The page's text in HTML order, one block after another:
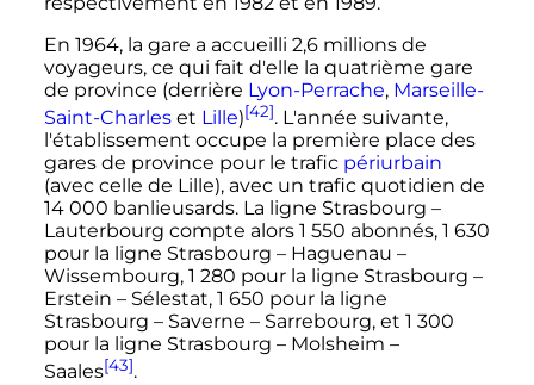
En 1964, la gare a accueilli 2,6 millions de
voyageurs, ce qui fait d'elle la quatrième gare
de province (derrière Lyon-Perrache, Marseille-
Saint-Charleset Lille)[42]. L'année suivante,
l'établissement occupe la première place des
gares de province pour le trafic périurbain
(avec celle de Lille), avec un trafic quotidien de
14 000 banlieusards. La ligne Strasbourg –
Lauterbourg compte alors 1 550 abonnés, 1 630
pour la ligne Strasbourg – Haguenau –
Wissembourg, 1 280 pour la ligne Strasbourg –
Erstein – Sélestat, 1 650 pour la ligne
Strasbourg – Saverne – Sarrebourg, et 1 300
pour la ligne Strasbourg – Molsheim –
Saales[43].